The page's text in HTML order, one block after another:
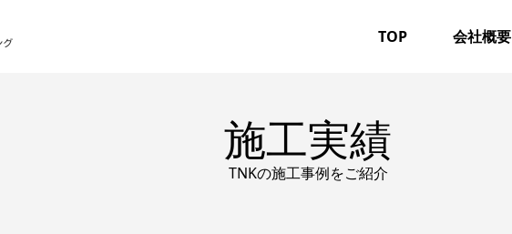
TOP 会社概要
施工実績
TNKの施工事例をご紹介